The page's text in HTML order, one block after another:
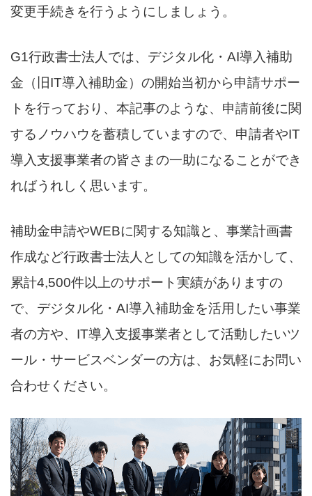
変更手続きを行うようにしましょう。
G1行政書士法人では、デジタル化・AI導入補助
金（旧IT導入補助金）の開始当初から申請サポー
トを行っており、本記事のような、申請前後に関
するノウハウを蓄積していますので、申請者やIT
導入支援事業者の皆さまの一助になることができ
ればうれしく思います。
補助金申請やWEBに関する知識と、事業計画書
作成など行政書士法人としての知識を活かして、
累計4,500件以上のサポート実績がありますの
で、デジタル化・AI導入補助金を活用したい事業
者の方や、IT導入支援事業者として活動したいツ
ール・サービスベンダーの方は、お気軽にお問い
合わせください。